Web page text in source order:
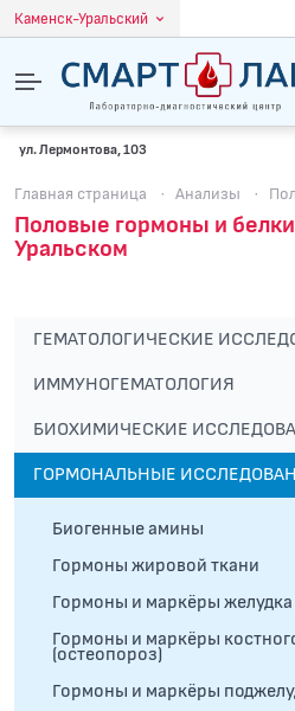
Каменск-Уральский
ул. Лермонтова, 103
Главная страница · Анализы ·
Половые гормоны и
Уральском
ГЕМАТОЛОГИЧЕСКИЕ
ИММУНОГЕМАТОЛОГИЯ
БИОХИМИЧЕСКИЕ
ГОРМОНАЛЬНЫЕ
Биогенные амины
Гормоны жировой ткани
Гормоны и маркёры желудка
Гормоны и маркёры
(остеопороз)
Гормоны и маркёры